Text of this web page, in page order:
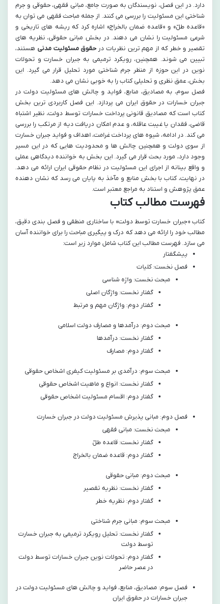
دارد. در این فصل، نویسندگان به صورت جامع، مبانی فقهی، حقوقی و جرم
شناختی این مسئولیت را بررسی می کنند. از جمله مباحث فقهی می توان به
«قاعده طلّ» و «قاعده ضمان بالخراج» اشاره کرد که ریشه های تاریخی و
شرعی مسئولیت را نشان می دهند. در بخش مبانی حقوقی، نظریه های
تقصیر و خطر که از مهم ترین نظریات درحقوق مسئولیت مدنی هستند،
تبیین می شوند. همچنین، رویکرد ترمیمی به جبران خسارت و تحولات
نوین در این حوزه از منظر جرم شناختی مورد تحلیل قرار می گیرد. این
بخش، عمق نظری و تحلیلی کتاب را به خوبی نشان می دهد.
فصل سوم، به مصادیق، منابع، فواید و چالش های مسئولیت دولت در
جبران خسارات در حقوق ایران می پردازد. این فصل کاربردی ترین بخش
کتاب است که مصادیق قانونی پرداخت خسارات توسط دولت، نظیر اشتباه
قاضی، فقدان یا غیبت عاقله، و عدم امکان دریافت دیه از مرتکب را بررسی
می کند. در ادامه، شیوه های پرداخت غرامت، اهداف و فواید جبران خسارت
از سوی دولت و همچنین چالش ها و محدودیت هایی که در این مسیر
وجود دارد، مورد بحث قرار می گیرد. این بخش به خواننده دیدگاهی عملی
و واقع بینانه از اجرای این مسئولیت در نظام حقوقی ایران ارائه می دهد.
در نهایت، کتاب با بخش منابع و مآخذ به پایان می رسد که نشان دهنده
عمق پژوهش و استناد به مراجع معتبر است.
فهرست مطالب کتاب
کتاب «جبران خسارت توسط دولت» با ساختاری منطقی و فصل بندی دقیق،
مطالب خود را ارائه می دهد که درک و پیگیری مباحث را برای خواننده آسان
می سازد. فهرست مطالب این کتاب شامل موارد زیر است:
پیشگفتار
فصل نخست: کلیات
مبحث نخست: واژه شناسی
گفتار نخست: واژگان اصلی
گفتار دوم: واژگان مهم و مرتبط
مبحث دوم: درآمدها و مصارف دولت اسلامی
گفتار نخست: درآمدها
گفتار دوم: مصارف
مبحث سوم: درآمدی بر مسئولیت کیفری اشخاص حقوقی
گفتار نخست: انواع و ماهیت اشخاص حقوقی
گفتار دوم: اقسام مسئولیت اشخاص حقوقی
فصل دوم: مبانی پذیرش مسئولیت دولت در جبران خسارت
مبحث نخست: مبانی فقهی
گفتار نخست: قاعده طلّ
گفتار دوم: قاعده ضمان بالخراج
مبحث دوم: مبانی حقوقی
گفتار نخست: نظریه تقصیر
گفتار دوم: نظریه خطر
مبحث سوم: مبانی جرم شناختی
گفتار نخست: تحلیل رویکرد ترمیمی به جبران خسارت
توسط دولت
گفتار دوم: تحولات نوین جبران خسارات توسط دولت
در عصر حاضر
فصل سوم: مصادیق، منابع، فواید و چالش های مسئولیت دولت در
جبران خسارات در حقوق ایران